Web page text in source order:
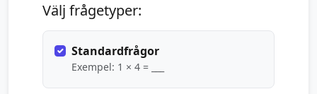
Välj frågetyper:
Standardfrågor
Exempel: 1 × 4 = ___